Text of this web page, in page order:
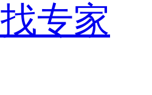
找专家